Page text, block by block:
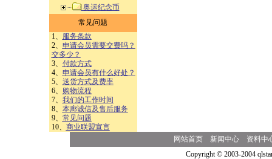
奥运纪念币
常见问题
1、
服务条款
2、 申请会员需要交费吗？
交多少？
3、 付款方式
4、 申请会员有什么好处？
5、 送货方式及费率
6、
购物流程
7、 我们的工作时间
8、 本廊诚信及售后服务
9、 常见问题
10、 商业联盟宣言
网站首页 新闻中心
资料中
Copyright © 2003-2004